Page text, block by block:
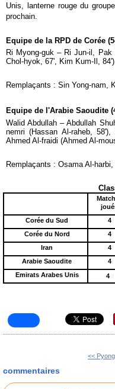
Unis, lanterne rouge du
prochain.
Equipe de la RPD de Corée
Ri Myong-guk – Ri Jun-il, Pak
Chol-hyok, 67', Kim Kum-Il,
Remplaçants : Sin Yong-nam,
Equipe de l'Arabie Saoudite
Walid Abdullah –Abdullah
nemri (Hassan Al-raheb, 58'),
Ahmed Al-fraidi (Ahmed Al-
Remplaçants : Osama Al-
Corée du Sud
4
Corée du Nord
4
Iran
4
Arabie Saoudite
4
Emirats Arabes Unis
4
<<
commentaires